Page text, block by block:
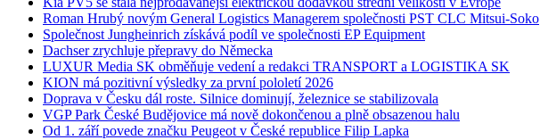
Roman Hrubý novým General Logistics Managerem společnosti PST CLC Mitsui-Soko
Společnost Jungheinrich získává podíl ve společnosti EP Equipment
Dachser zrychluje přepravy do Německa
LUXUR Media SK obměňuje vedení a redakci TRANSPORT a LOGISTIKA SK
KION má pozitivní výsledky za první pololetí 2026
Doprava v Česku dál roste. Silnice dominují, železnice se stabilizovala
VGP Park České Budějovice má nově dokončenou a plně obsazenou halu
Od 1. září povede značku Peugeot v České republice Filip Lapka